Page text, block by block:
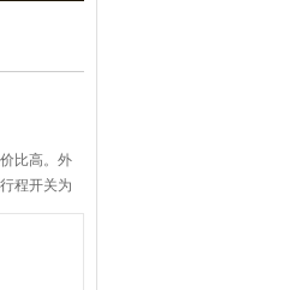
比高。外
程开关为
有一定手